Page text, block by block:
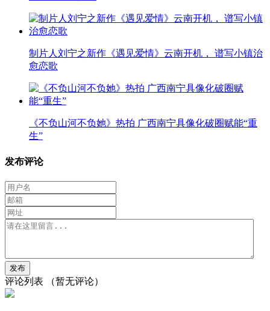
制片人刘宁之新作《遇见爱情》云南开机， 谱写小镇治
愈恋歌
《不负山河不负她》热拍 广西南宁具像化破圈赋能“重
生”
发布评论
评论列表 （暂无评论）